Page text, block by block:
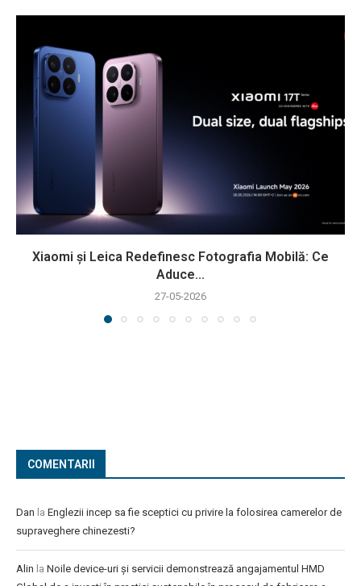
Xiaomi și Leica Redefinesc Fotografia Mobilă: Ce
Aduce...
27-05-2026
COMENTARII
Dan la Englezii incep sa fie sceptici cu privire la folosirea camerelor de
supraveghere chinezesti?
Alin la Noile device-uri și servicii demonstrează angajamentul HMD